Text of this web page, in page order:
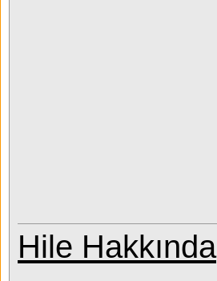
Hile Hakkında